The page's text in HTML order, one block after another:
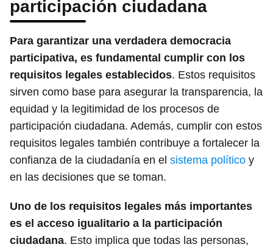
participación ciudadana
Para garantizar una verdadera democracia
participativa, es fundamental cumplir con los
requisitos legales establecidos. Estos requisitos
sirven como base para asegurar la transparencia, la
equidad y la legitimidad de los procesos de
participación ciudadana. Además, cumplir con estos
requisitos legales también contribuye a fortalecer la
confianza de la ciudadanía en el sistema político y
en las decisiones que se toman.
Uno de los requisitos legales más importantes
es el acceso igualitario a la participación
ciudadana. Esto implica que todas las personas,